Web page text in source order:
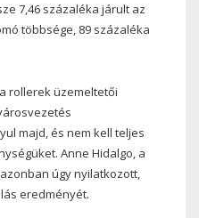
7,46 százaléka járult az
többsége, 89 százaléka
rollerek üzemeltetői
majd, és nem kell teljes
Anne Hidalgo, a
úgy nyilatkozott,
eredményét.